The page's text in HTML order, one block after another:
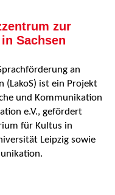
zur
Sachsen
an
(LakoS) ist ein Projekt
und Kommunikation
e.V., gefördert
für Kultus in
Leipzig sowie